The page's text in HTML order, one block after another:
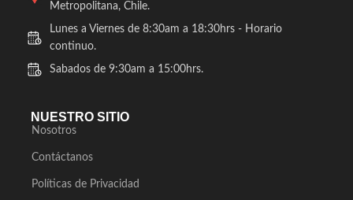
Metropolitana, Chile.
Lunes a Viernes de 8:30am a 18:30hrs - Horario
continuo.
Sabados de 9:30am a 15:00hrs.
NUESTRO SITIO
Nosotros
Contáctanos
Políticas de Privacidad